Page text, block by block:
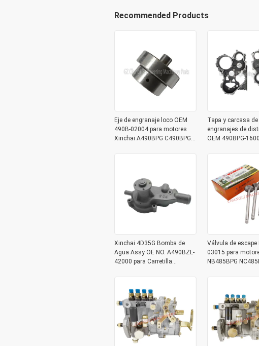
Recommended Products
Eje de engranaje loco OEM
490B-02004 para motores
Xinchai A490BPG C490BPG
Tapa y carcasa de
engranajes de
OEM 490BPG-
Xinchai 4D35G Bomba de
Agua Assy OE NO. A490BZL-
42000 para Carretilla
Válvula de escape
03015 para
NB485BPG